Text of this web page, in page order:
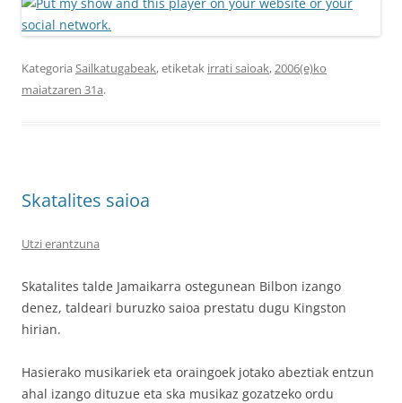
Kategoria Sailkatugabeak, etiketak irrati saioak,2006(e)ko
maiatzaren 31a.
Skatalites saioa
Utzi erantzuna
Skatalites talde Jamaikarra ostegunean Bilbon izango
denez, taldeari buruzko saioa prestatu dugu Kingston
hirian.
Hasierako musikariek eta oraingoek jotako abeztiak entzun
ahal izango dituzue eta ska musikaz gozatzeko ordu